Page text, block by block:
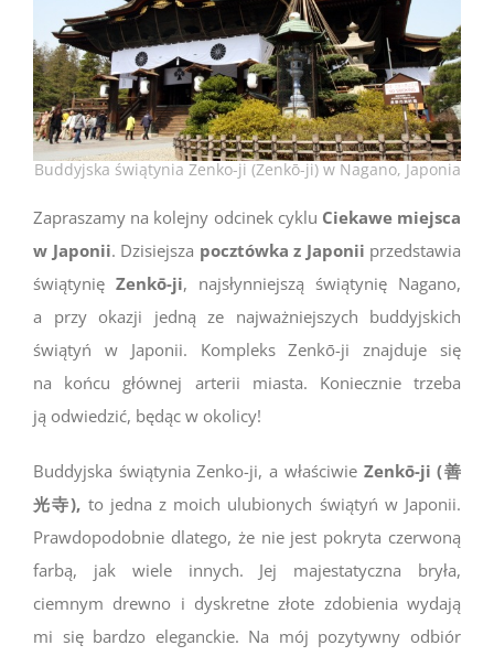
Buddyjska świątynia Zenko-ji (Zenkō-ji) w Nagano, Japonia
Zapraszamy na kolejny odcinek cyklu Ciekawe miejsca
w Japonii. Dzisiejsza pocztówka z Japonii przedstawia
świątynię Zenkō-ji, najsłynniejszą świątynię Nagano,
a przy okazji jedną ze najważniejszych buddyjskich
świątyń w Japonii. Kompleks Zenkō-ji znajduje się
na końcu głównej arterii miasta. Koniecznie trzeba
ją odwiedzić, będąc w okolicy!
Buddyjska świątynia Zenko-ji, a właściwie Zenkō-ji (善
光寺), to jedna z moich ulubionych świątyń w Japonii.
Prawdopodobnie dlatego, że nie jest pokryta czerwoną
farbą, jak wiele innych. Jej majestatyczna bryła,
ciemnym drewno i dyskretne złote zdobienia wydają
mi się bardzo eleganckie. Na mój pozytywny odbiór